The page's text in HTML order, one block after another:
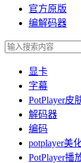
官方原版
编解码器
显卡
字幕
PotPlayer皮
解码器
编码
potplayer美
PotPlayer播